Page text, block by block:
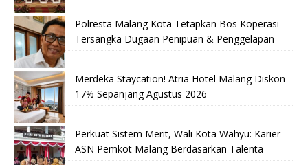
Polresta Malang Kota Tetapkan Bos Koperasi
Tersangka Dugaan Penipuan & Penggelapan
Merdeka Staycation! Atria Hotel Malang Diskon
17% Sepanjang Agustus 2026
Perkuat Sistem Merit, Wali Kota Wahyu: Karier
ASN Pemkot Malang Berdasarkan Talenta